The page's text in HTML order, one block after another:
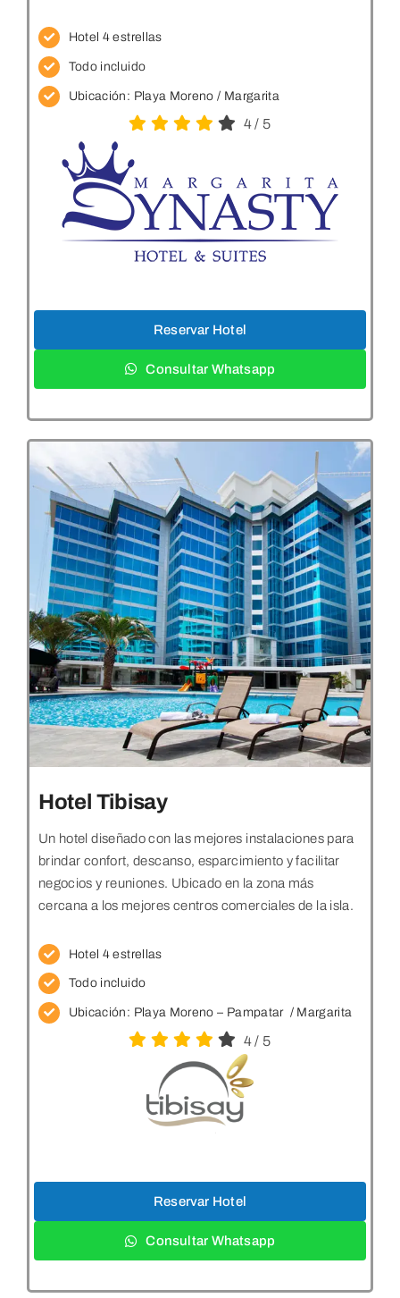
Hotel 4 estrellas
Todo incluido
Ubicación: Playa Moreno / Margarita
4/ 5
Reservar Hotel
Consultar Whatsapp
Hotel Tibisay
Un hotel diseñado con las mejores instalaciones para
brindar confort, descanso, esparcimiento y facilitar
negocios y reuniones. Ubicado en la zona más
cercana a los mejores centros comerciales de la isla.
Hotel 4 estrellas
Todo incluido
Ubicación: Playa Moreno – Pampatar / Margarita
4/ 5
Reservar Hotel
Consultar Whatsapp